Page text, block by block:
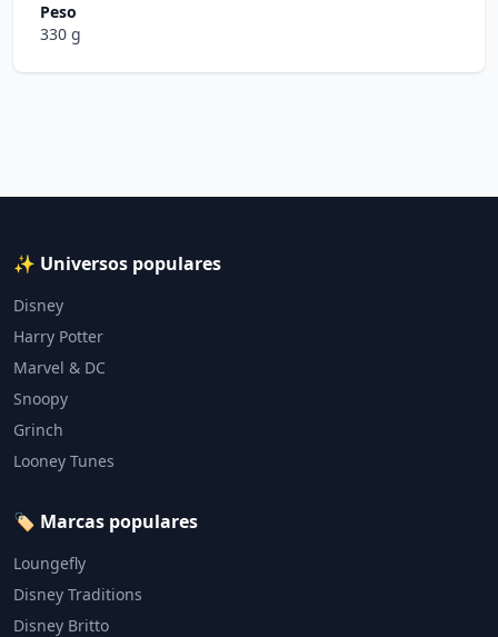
Peso
330 g
✨ Universos populares
Disney
Harry Potter
Marvel & DC
Snoopy
Grinch
Looney Tunes
🏷️ Marcas populares
Loungefly
Disney Traditions
Disney Britto